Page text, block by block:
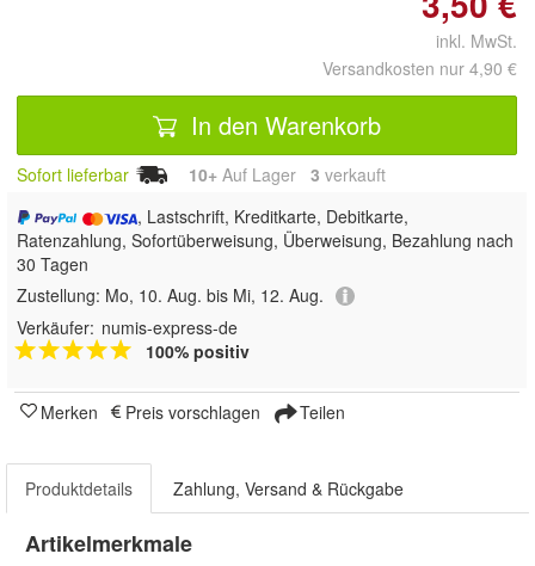
inkl. MwSt.
Versandkosten nur 4,90 €
In den Warenkorb
Sofort lieferbar 10+ Auf Lager 3 verkauft
, Lastschrift, Kreditkarte, Debitkarte,
Ratenzahlung, Sofortüberweisung, Überweisung, Bezahlung nach
30 Tagen
Zustellung: Mo, 10. Aug. bis Mi, 12. Aug.
Verkäufer: numis-express-de
100% positiv
Merken Preis vorschlagen Teilen
Produktdetails Zahlung, Versand & Rückgabe
Artikelmerkmale